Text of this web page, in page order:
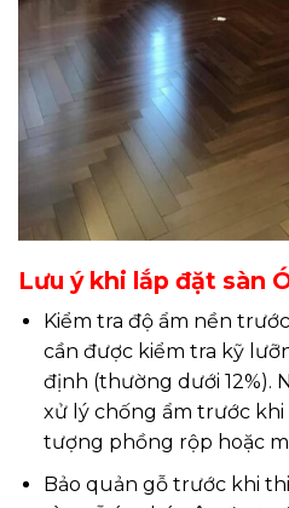
Lưu ý khi lắp đặt sàn
Kiểm tra độ ẩm nền
cần được kiểm tra kỹ
định (thường dưới 12%).
xử lý chống ẩm trước
tượng phồng rộp hoặc
Bảo quản gỗ trước khi